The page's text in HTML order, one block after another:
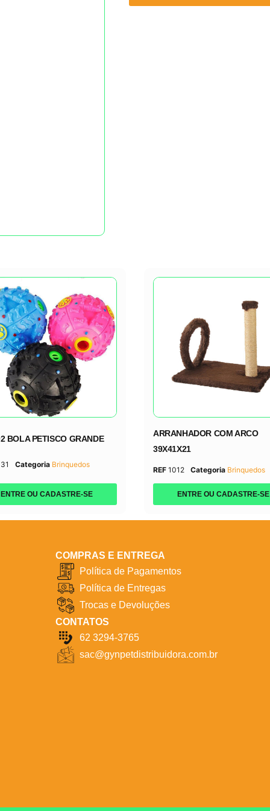
BOLA PETISCO GRANDE
Categoria Brinquedos
ENTRE OU CADASTRE-SE
ARRANHADOR COM ARCO
39X41X21
REF 1012 Categoria Brinquedos
ENTRE OU CADASTRE-SE
COMPRAS E ENTREGA
Política de Pagamentos
Política de Entregas
Trocas e Devoluções
CONTATOS
62 3294-3765
sac@gynpetdistribuidora.com.br